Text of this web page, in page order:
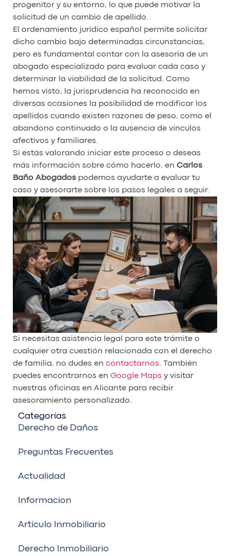
progenitor y su entorno, lo que puede motivar la
solicitud de un cambio de apellido.
El ordenamiento jurídico español permite solicitar
dicho cambio bajo determinadas circunstancias,
pero es fundamental contar con la asesoría de un
abogado especializado para evaluar cada caso y
determinar la viabilidad de la solicitud. Como
hemos visto, la jurisprudencia ha reconocido en
diversas ocasiones la posibilidad de modificar los
apellidos cuando existen razones de peso, como el
abandono continuado o la ausencia de vínculos
afectivos y familiares.
Si estás valorando iniciar este proceso o deseas
más información sobre cómo hacerlo, en Carlos
Baño Abogados podemos ayudarte a evaluar tu
caso y asesorarte sobre los pasos legales a seguir.
Si necesitas asistencia legal para este trámite o
cualquier otra cuestión relacionada con el derecho
de familia, no dudes en contactarnos. También
puedes encontrarnos en Google Maps y visitar
nuestras oficinas en Alicante para recibir
asesoramiento personalizado.
Categorías
Derecho de Daños
Preguntas Frecuentes
Actualidad
Informacion
Artículo Inmobiliario
Derecho Inmobiliario